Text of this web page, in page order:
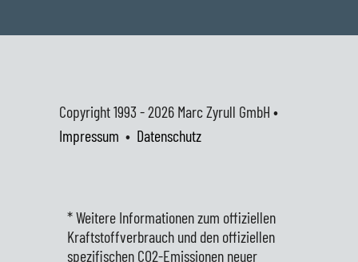
Copyright 1993 - 2026 Marc Zyrull GmbH •
Impressum • Datenschutz
* Weitere Informationen zum offiziellen
Kraftstoffverbrauch und den offiziellen
spezifischen CO2-Emissionen neuer